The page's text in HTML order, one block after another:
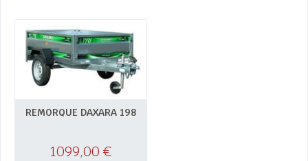
REMORQUE DAXARA 198
1099,00 €